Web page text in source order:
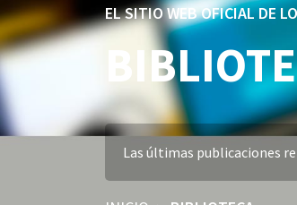
EL SITIO WEB OFICIAL DE
Las últimas publicaciones